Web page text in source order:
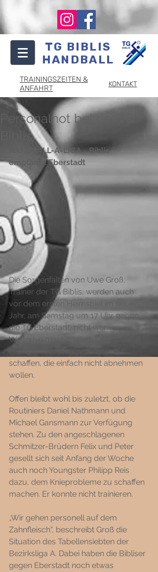
TG BIBLIS
HANDBALL
TRAININGSZEITEN &
ANFAHRT
KONTAKT
Personalnot bei der TG
Biblis
HANDBALL-A-LIGA - Biblis
empfängt Eberstadt
Die Sorgenfalten von Uwe Groß,
Trainer der TG Biblis, werden auch
vor dem ersten Heimspiel im neuen
Jahr, am Samstag um 17 Uhr gegen
die TG Eberstadt, nicht weniger.
Weiterhin machen dem Coach die
enormen Personalprobleme zu
schaffen, die einfach nicht abnehmen
wollen.
Offen bleibt wohl bis zuletzt, ob die
Routiniers Daniel Nathmann und
Michael Gansmann zur Verfügung
stehen. Zu den angeschlagenen
Schmitzer-Brüdern Felix und Peter
gesellt sich seit Anfang der Woche
auch noch Youngster Philipp Reis
dazu, dem Knieprobleme zu schaffen
machen. Er konnte nicht trainieren.
„Wir gehen personell auf dem
Zahnfleisch“, beschreibt Groß die
Situation des Tabellensiebten der
Bezirksliga A. Dabei haben die Bibliser
gegen Eberstadt noch etwas